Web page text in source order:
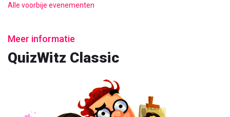
Alle voorbije evenementen
Meer informatie
QuizWitz Classic